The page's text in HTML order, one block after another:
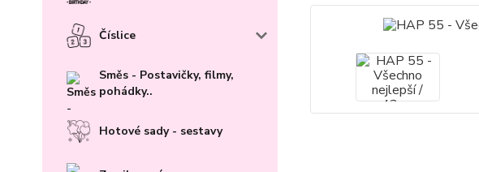
Číslice
Směs - Postavičky, filmy,
pohádky..
Hotové sady - sestavy